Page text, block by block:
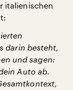
italienischen
darin besteht,
und sagen:
Auto ab.